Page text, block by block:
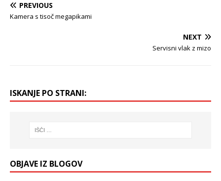
PREVIOUS
Kamera s tisoč megapikami
NEXT
Servisni vlak z mizo
ISKANJE PO STRANI:
OBJAVE IZ BLOGOV